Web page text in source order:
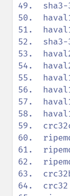
49.
50.
51.
52.
53.
54.
55.
56.
57.
58.
59.
60.
61.
62.
63.
64.